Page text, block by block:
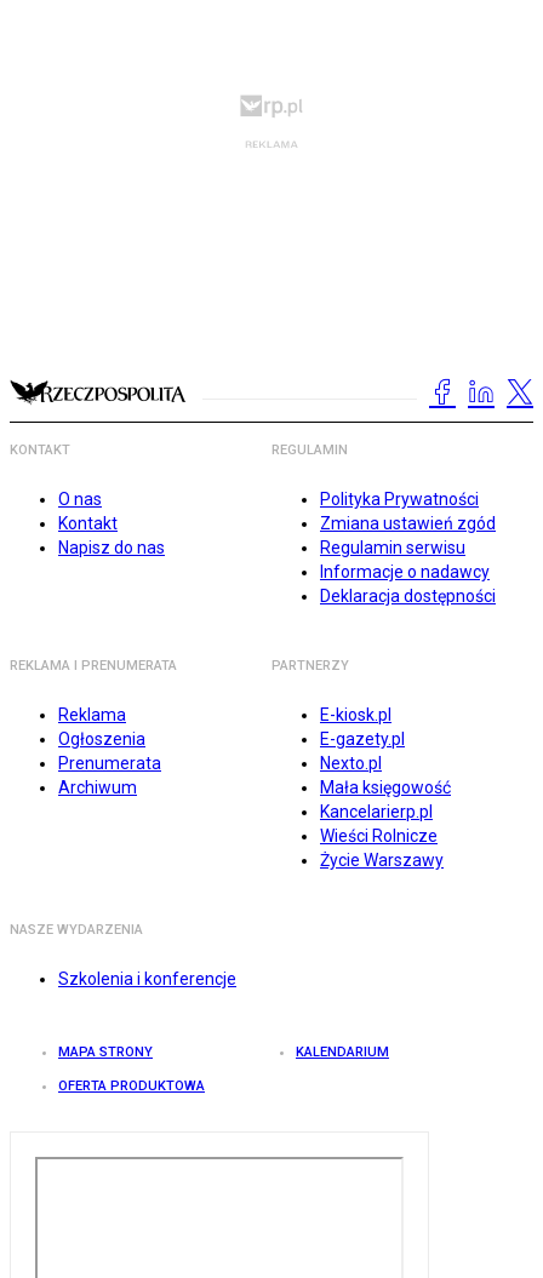
KONTAKT
O nas
Kontakt
Napisz do nas
REGULAMIN
Polityka Prywatności
Zmiana ustawień zgód
Regulamin serwisu
Informacje o nadawcy
Deklaracja dostępności
REKLAMA I PRENUMERATA
Reklama
Ogłoszenia
Prenumerata
Archiwum
PARTNERZY
E-kiosk.pl
E-gazety.pl
Nexto.pl
Mała księgowość
Kancelarierp.pl
Wieści Rolnicze
Życie Warszawy
NASZE WYDARZENIA
Szkolenia i konferencje
MAPA STRONY KALENDARIUM
OFERTA PRODUKTOWA